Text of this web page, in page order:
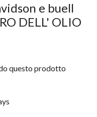
e buell
DELL' OLIO
questo prodotto